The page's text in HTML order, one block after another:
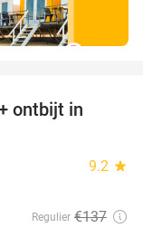
ontbijt in
9.2 star
Regulier €137